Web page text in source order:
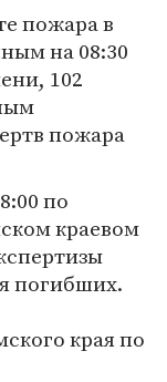
пожара в
на 08:30
102
пожара
по
краевом
погибших.
края по